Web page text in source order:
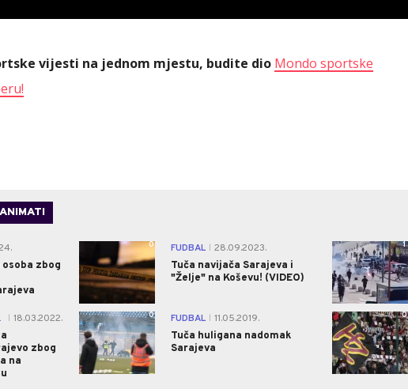
vijesti na jednom mjestu, budite dio Mondo sportske
zbog
0 FUDBAL
28.09.2023.
Tuča navijača Sarajeva i
"Želje" na Koševu! (VIDEO)
1
18.03.2022.
zbog
na
0 FUDBAL
11.05.2019.
Tuča huligana nadomak
Sarajeva
0